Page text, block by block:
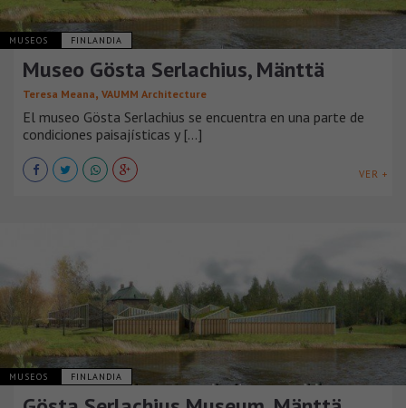
MUSEOS FINLANDIA
Museo Gösta Serlachius, Mänttä
Teresa Meana, VAUMM Architecture
El museo Gösta Serlachius se encuentra en una parte de
condiciones paisajísticas y [...]
VER +
MUSEOS FINLANDIA